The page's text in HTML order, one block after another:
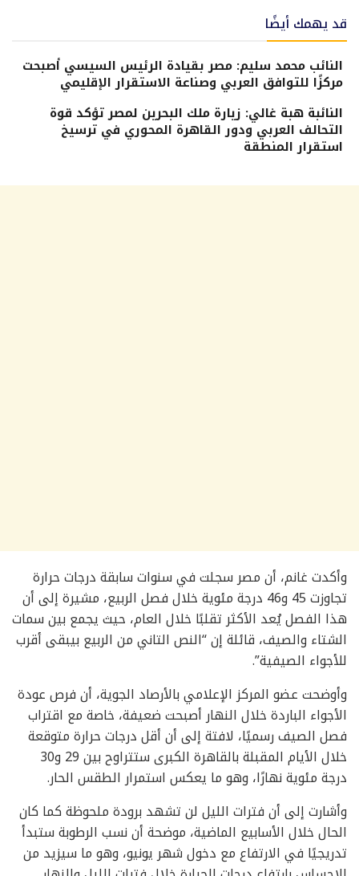
قد يهمك أيضًا
النائب محمد سليم: مصر بقيادة الرئيس السيسي أصبحت
مركزًا للتوافق العربي وصناعة الاستقرار الإقليمي
النائبة هبة غالي: زيارة ملك البحرين لمصر تؤكد قوة
التحالف العربي ودور القاهرة المحوري في ترسيخ
استقرار المنطقة
وأكدت غانم، أن مصر سجلت في سنوات سابقة درجات حرارة
تجاوزت 45 و46 درجة مئوية خلال فصل الربيع، مشيرة إلى أن
هذا الفصل يُعد الأكثر تقلبًا خلال العام، حيث يجمع بين سمات
الشتاء والصيف، قائلة إن “النص التاني من الربيع بيبقى أقرب
للأجواء الصيفية”.
وأوضحت عضو المركز الإعلامي بالأرصاد الجوية، أن فرص عودة
الأجواء الباردة خلال النهار أصبحت ضعيفة، خاصة مع اقتراب
فصل الصيف رسميًا، لافتة إلى أن أقل درجات حرارة متوقعة
خلال الأيام المقبلة بالقاهرة الكبرى ستتراوح بين 29 و30
درجة مئوية نهارًا، وهو ما يعكس استمرار الطقس الحار.
وأشارت إلى أن فترات الليل لن تشهد برودة ملحوظة كما كان
الحال خلال الأسابيع الماضية، موضحة أن نسب الرطوبة ستبدأ
تدريجيًا في الارتفاع مع دخول شهر يونيو، وهو ما سيزيد من